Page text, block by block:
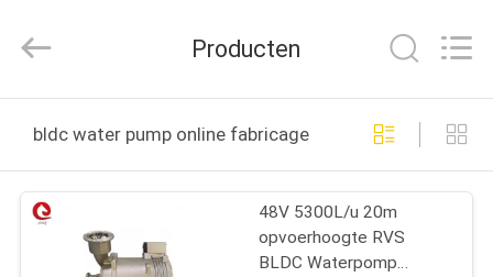
PRODUCTEN
International
Trade
Rights
Producten
bldc water pump online fabricage
48V 5300L/u 20m
opvoerhoogte RVS
BLDC Waterpomp